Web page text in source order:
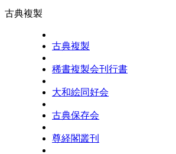
古典複製
古典複製
稀書複製会刊行書
大和絵同好会
古典保存会
尊経閣叢刊